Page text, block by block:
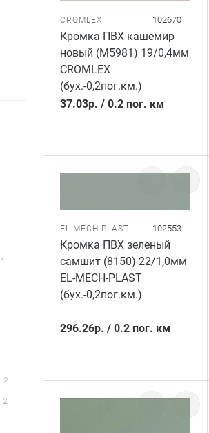
1
2
2
CROMLEX 102670
Кромка ПВХ кашемир
новый (M5981) 19/0,4мм
CROMLEX
(бух.-0,2пог.км.)
37.03р. / 0.2 пог. км
EL-MECH-PLAST 102553
Кромка ПВХ зеленый
самшит (8150) 22/1,0мм
EL-MECH-PLAST
(бух.-0,2пог.км.)
296.26р. / 0.2 пог. км